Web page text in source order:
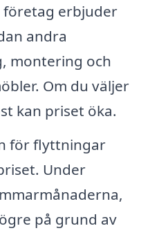
företag erbjuder
andra
montering och
Om du väljer
kan priset öka.
för flyttningar
Under
på grund av